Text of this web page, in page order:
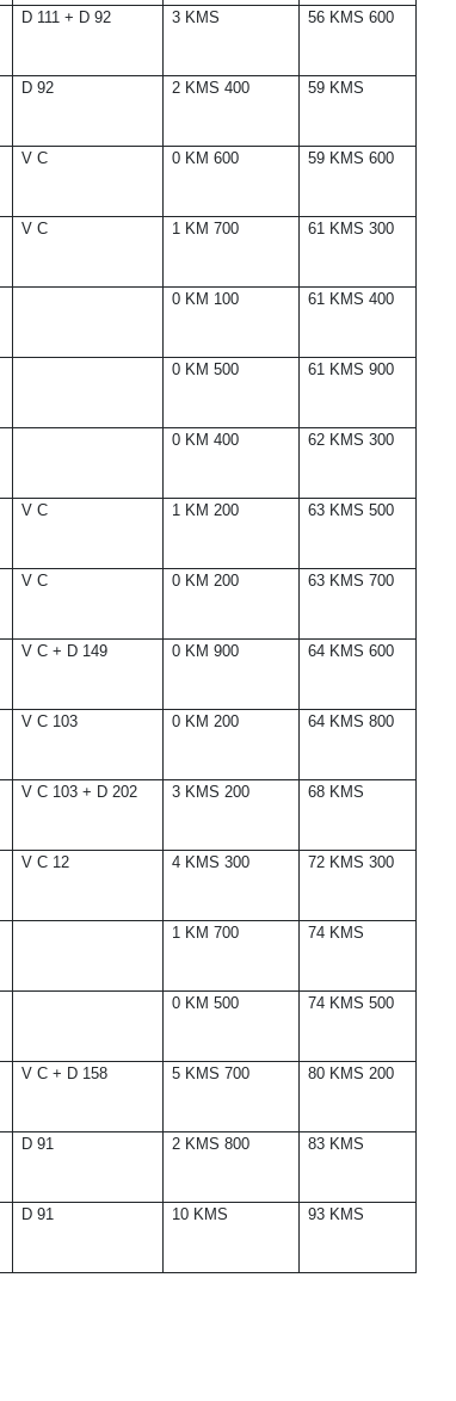
D 111 + D 92 3 KMS 56 KMS 600
D 92 2 KMS 400 59 KMS
V C 0 KM 600 59 KMS 600
V C 1 KM 700 61 KMS 300
0 KM 100 61 KMS 400
0 KM 500 61 KMS 900
0 KM 400 62 KMS 300
V C 1 KM 200 63 KMS 500
V C 0 KM 200 63 KMS 700
V C + D 149 0 KM 900 64 KMS 600
V C 103 0 KM 200 64 KMS 800
V C 103 + D 202 3 KMS 200 68 KMS
V C 12 4 KMS 300 72 KMS 300
1 KM 700 74 KMS
0 KM 500 74 KMS 500
V C + D 158 5 KMS 700 80 KMS 200
D 91 2 KMS 800 83 KMS
D 91 10 KMS 93 KMS